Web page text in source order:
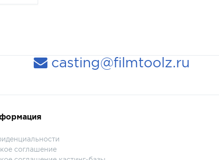
casting@filmtoolz.ru
соглашение